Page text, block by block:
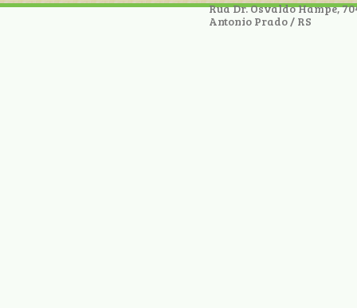
Rua Dr. Osvaldo Hampe,
Antonio Prado / RS